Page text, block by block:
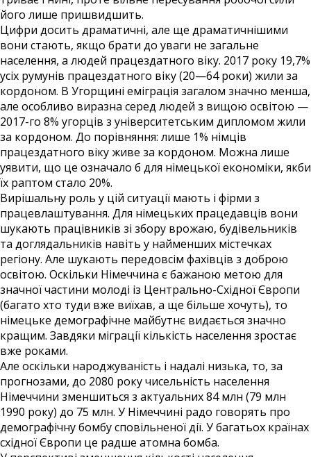
його лише пришвидшить.
Цифри досить драматичні, але ще драматичнішими
вони стають, якщо брати до уваги не загальне
населення, а людей працездатного віку. 2017 року 19,7%
усіх румунів працездатного віку (20—64 роки) жили за
кордоном. В Угорщині еміграція загалом значно менша,
але особливо виразна серед людей з вищою освітою —
2017-го 8% угорців з університетським дипломом жили
за кордоном. До порівняння: лише 1% німців
працездатного віку живе за кордоном. Можна лише
уявити, що це означало б для німецької економіки, якби
їх раптом стало 20%.
Вирішальну роль у цій ситуації мають і фірми з
працевлаштування. Для німецьких працедавців вони
шукають працівників зі збору врожаю, будівельників
та доглядальників навіть у найменших містечках
регіону. Але шукають передовсім фахівців з доброю
освітою. Оскільки Німеччина є бажаною метою для
значної частини молоді із Центрально-Східної Європи
(багато хто туди вже виїхав, а ще більше хочуть), то
німецьке демографічне майбутнє видається значно
кращим. Завдяки міграції кількість населення зростає
вже роками.
Але оскільки народжуваність і надалі низька, то, за
прогнозами, до 2080 року чисельність населення
Німеччини зменшиться з актуальних 84 млн (79 млн
1990 року) до 75 млн. У Німеччині радо говорять про
демографічну бомбу сповільненої дії. У багатьох країнах
східної Європи це радше атомна бомба.